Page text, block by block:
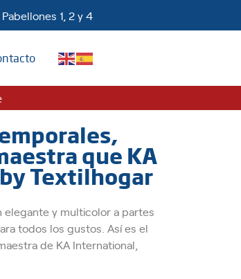
1, 2 y 4
que KA
Textilhogar
elegante y multicolor a partes
todos los gustos. Así es el
de KA International,